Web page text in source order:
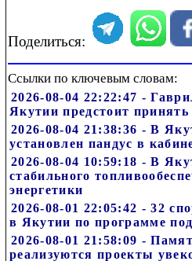
Поделиться:
Ссылки по ключевым словам:
2026-08-04 22:22:47 -
Якутии предстоит
2026-08-04 21:38:36 - В
установлен пандус в
2026-08-04 10:59:18 - В
стабильного
энергетики
2026-08-01 22:05:42 - 32
в Якутии по программе
2026-08-01 21:58:09 -
реализуются проекты